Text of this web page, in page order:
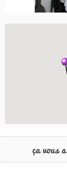
ça vous